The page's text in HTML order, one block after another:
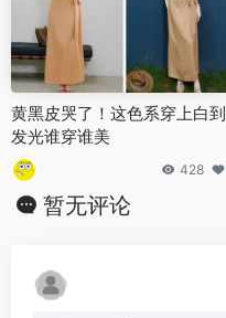
黄黑皮哭了！这色系穿上白到
发光谁穿谁美
428
暂无评论